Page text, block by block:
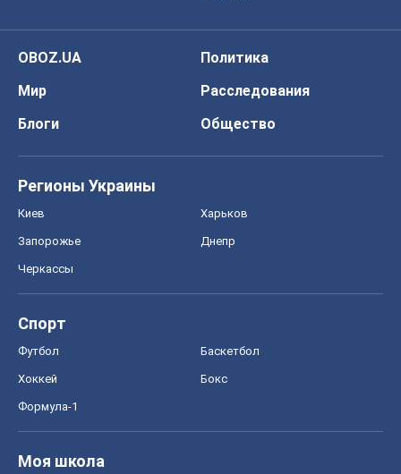
OBOZ.UA
Политика
Мир
Расследования
Блоги
Общество
Регионы Украины
Киев Харьков
Запорожье Днепр
Черкассы
Спорт
Футбол Баскетбол
Хоккей Бокс
Формула-1
Моя школа